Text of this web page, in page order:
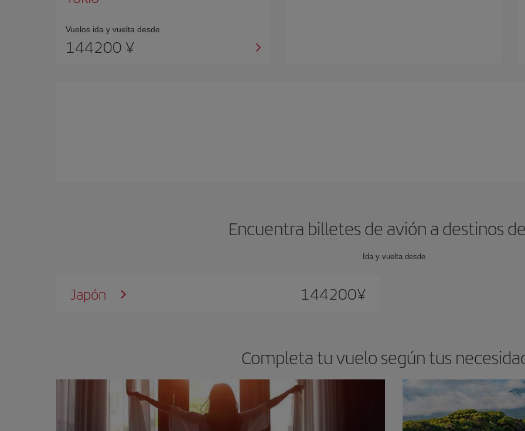
Vuelos ida y vuelta desde
144200 ¥
Encuentra billetes de avión a destinos
Ida y vuelta desde
Japón 144200¥
Completa tu vuelo según tus